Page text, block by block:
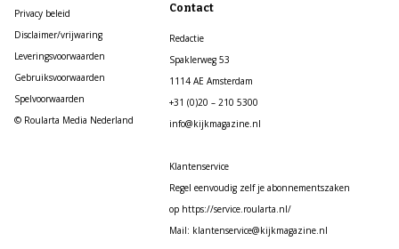
Privacy beleid
Disclaimer/vrijwaring
Leveringsvoorwaarden
Gebruiksvoorwaarden
Spelvoorwaarden
© Roularta Media Nederland
Contact
Redactie
Spaklerweg 53
1114 AE Amsterdam
+31 (0)20 – 210 5300
info@kijkmagazine.nl
Klantenservice
Regel eenvoudig zelf je abonnementszaken
op https://service.roularta.nl/
Mail: klantenservice@kijkmagazine.nl